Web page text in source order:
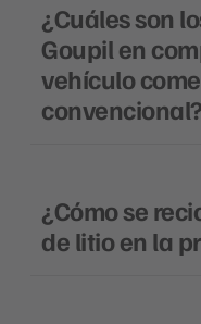
¿Cuáles son
Goupil en
vehículo
convencional?
¿Cómo se
de litio en la